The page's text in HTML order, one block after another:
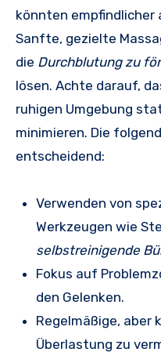
könnten empfindlicher
Sanfte, gezielte
die Durchblutung zu
lösen. Achte darauf,
ruhigen Umgebung
minimieren. Die
entscheidend:
Verwenden von
Werkzeugen wie
selbstreinigende
Fokus auf
den Gelenken.
Regelmäßige, aber
Überlastung zu